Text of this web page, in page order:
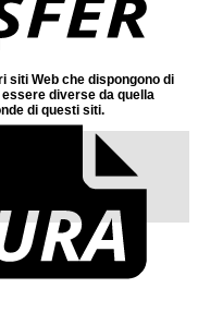
siti Web che dispongono di
diverse da quella
di questi siti.